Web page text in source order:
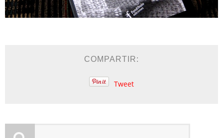
COMPARTIR:
Tweet